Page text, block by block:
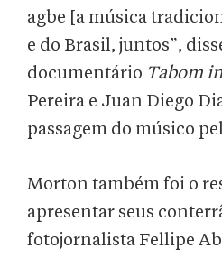
agbe [a música
e do Brasil, juntos”,
documentário Tabom
Pereira e Juan Diego
passagem do músico
Morton também foi o
apresentar seus
fotojornalista Fellipe